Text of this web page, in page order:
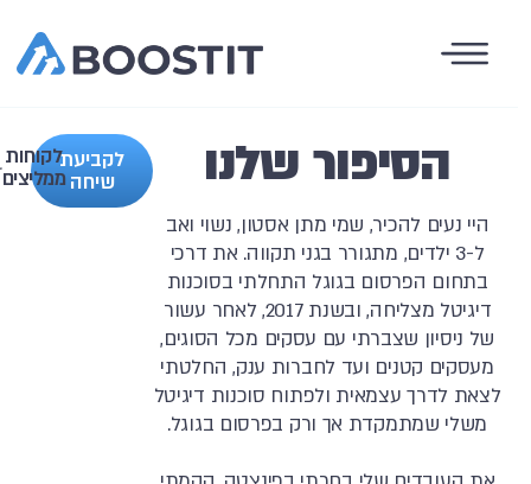
הסיפור שלנו
היי נעים להכיר, שמי מתן אסטון, נשוי ואב
ל-3 ילדים, מתגורר בגני תקווה. את דרכי
בתחום הפרסום בגוגל התחלתי בסוכנות
דיגיטל מצליחה, ובשנת 2017, לאחר עשור
של ניסיון שצברתי עם עסקים מכל הסוגים,
מעסקים קטנים ועד לחברות ענק, החלטתי
לצאת לדרך עצמאית ולפתוח סוכנות דיגיטל
משלי שמתמקדת אך ורק בפרסום בגוגל.
לקביעת
שיחה
לקוחות
ממליצים